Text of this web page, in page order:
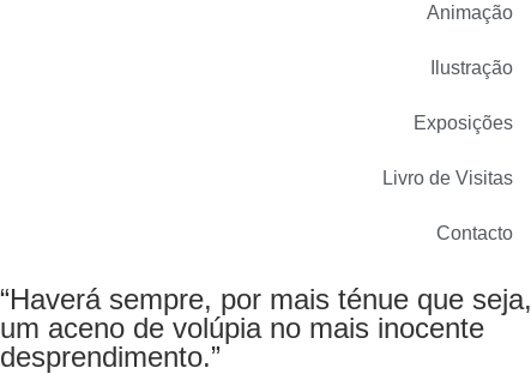
Animação
Ilustração
Exposições
Livro de Visitas
Contacto
“Haverá sempre, por mais ténue que seja,
um aceno de volúpia no mais inocente
desprendimento.”